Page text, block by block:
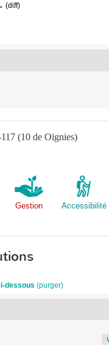
(diff)
(10 de Oignies)
Gestion Accessibilité
dessous (purger)